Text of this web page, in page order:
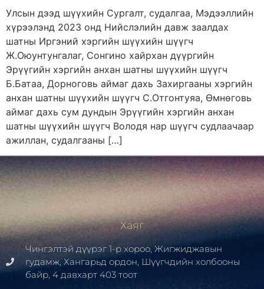
Улсын дээд шүүхийн Сургалт, судалгаа, Мэдээллийн
хүрээлэнд 2023 онд Нийслэлийн давж заалдах
шатны Иргэний хэргийн шүүхийн шүүгч
Ж.Оюунтунгалаг, Сонгино хайрхан дүүргийн
Эрүүгийн хэргийн анхан шатны шүүхийн шүүгч
Б.Батаа, Дорноговь аймаг дахь Захиргааны хэргийн
анхан шатны шүүхийн шүүгч С.Отгонтуяа, Өмнөговь
аймаг дахь сум дундын Эрүүгийн хэргийн анхан
шатны шүүхийн шүүгч Володя нар шүүгч судлаачаар
ажиллан, судалгааны […]
Хаяг
Чингэлтэй дүүрэг 1-р хороо, Жигжиджавын
гудамж, Хангарьд ордон, Шүүгчдийн холбооны
байр, 4 давхарт 403 тоот